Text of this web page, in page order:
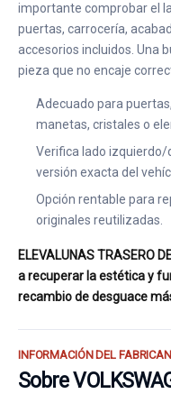
importante comprobar el
puertas, carrocería,
accesorios incluidos. Una
pieza que no encaje
Adecuado para
manetas, cristales o
Verifica lado izquierdo/
versión exacta del
Opción rentable para
originales reutilizadas.
ELEVALUNAS TRASERO
a recuperar la estética y
recambio de desguace
INFORMACIÓN DEL
Sobre